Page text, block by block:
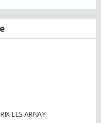
LES ARNAY